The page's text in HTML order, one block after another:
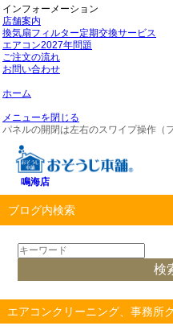
インフォーメーション
店舗案内
換気扇フィルター定期交換サービス
エアコン2027年問題
ご注文の流れ
お問い合わせ
ホーム
メニューを閉じる
パネルの開閉は左右のスワイプ操作（
鳴海店
ブログ内検索
エアコンクリーニング、事務所